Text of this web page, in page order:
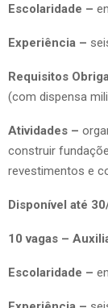
Escolaridade –
Experiência –
Requisitos
(com dispensa
Atividades –
construir
revestimentos e
Disponível até
10 vagas –
Escolaridade –